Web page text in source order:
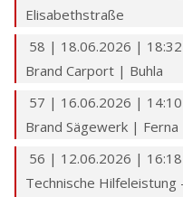
Elisabethstraße
58 | 18.06.2026 |
Brand Carport | Buhla
57 | 16.06.2026 |
Brand Sägewerk | Ferna
56 | 12.06.2026 |
Technische